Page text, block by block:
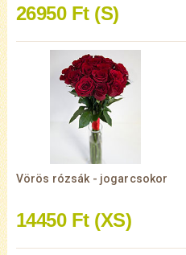
26950 Ft (S)
Vörös rózsák - jogarcsokor
14450 Ft (XS)